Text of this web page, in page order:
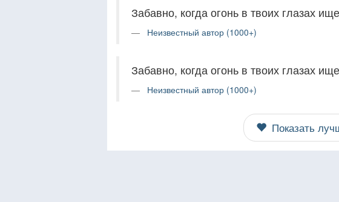
Забавно, когда огонь в твоих глазах
Неизвестный автор (1000+)
Забавно, когда огонь в твоих глазах
Неизвестный автор (1000+)
Показать